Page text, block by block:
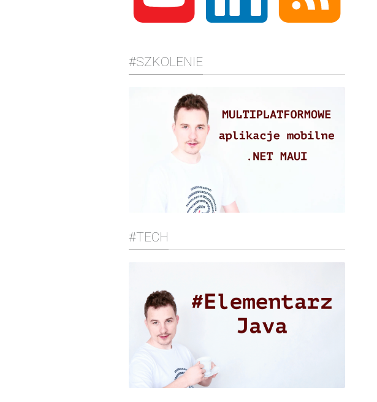
#SZKOLENIE
#TECH